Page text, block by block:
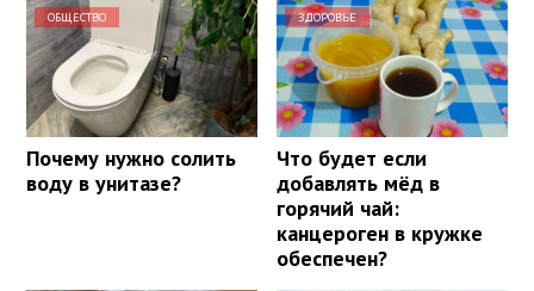
ОБЩЕСТВО
Почему нужно солить
воду в унитазе?
ЗДОРОВЬЕ
Что будет если
добавлять мёд в
горячий чай:
канцероген в кружке
обеспечен?